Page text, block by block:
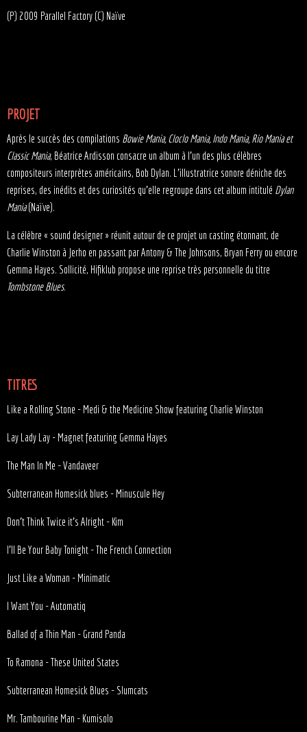
(P) 2009 Parallel Factory (C) Naïve
PROJET
Après le succès des compilations Bowie Mania, Cloclo Mania, Indo Mania, Rio Mania et
Classic Mania, Béatrice Ardisson consacre un album à l’un des plus célèbres
compositeurs interprètes américains, Bob Dylan. L’illustratrice sonore déniche des
reprises, des inédits et des curiosités qu’elle regroupe dans cet album intitulé Dylan
Mania(Naïve).
La célèbre « sound designer » réunit autour de ce projet un casting étonnant, de
Charlie Winston à Jerho en passant par Antony & The Johnsons, Bryan Ferry ou encore
Gemma Hayes. Sollicité, Hifiklub propose une reprise très personnelle du titre
Tombstone Blues.
TITRES
Like a Rolling Stone - Medi & the Medicine Show featuring Charlie Winston
Lay Lady Lay - Magnet featuring Gemma Hayes
The Man In Me - Vandaveer
Subterranean Homesick blues - Minuscule Hey
Don't Think Twice it's Alright - Kim
I'll Be Your Baby Tonight - The French Connection
Just Like a Woman - Minimatic
I Want You - Automatiq
Ballad of a Thin Man - Grand Panda
To Ramona - These United States
Subterranean Homesick Blues - Slumcats
Mr. Tambourine Man - Kumisolo